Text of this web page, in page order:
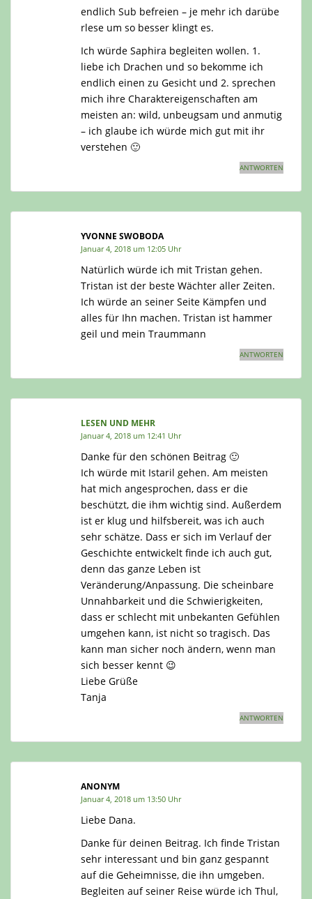
endlich Sub befreien – je mehr ich darübe
rlese um so besser klingt es.
Ich würde Saphira begleiten wollen. 1.
liebe ich Drachen und so bekomme ich
endlich einen zu Gesicht und 2. sprechen
mich ihre Charaktereigenschaften am
meisten an: wild, unbeugsam und anmutig
– ich glaube ich würde mich gut mit ihr
verstehen 🙂
ANTWORTEN
YVONNE SWOBODA
Januar 4, 2018 um 12:05 Uhr
Natürlich würde ich mit Tristan gehen.
Tristan ist der beste Wächter aller Zeiten.
Ich würde an seiner Seite Kämpfen und
alles für Ihn machen. Tristan ist hammer
geil und mein Traummann
ANTWORTEN
LESEN UND MEHR
Januar 4, 2018 um 12:41 Uhr
Danke für den schönen Beitrag 🙂
Ich würde mit Istaril gehen. Am meisten
hat mich angesprochen, dass er die
beschützt, die ihm wichtig sind. Außerdem
ist er klug und hilfsbereit, was ich auch
sehr schätze. Dass er sich im Verlauf der
Geschichte entwickelt finde ich auch gut,
denn das ganze Leben ist
Veränderung/Anpassung. Die scheinbare
Unnahbarkeit und die Schwierigkeiten,
dass er schlecht mit unbekanten Gefühlen
umgehen kann, ist nicht so tragisch. Das
kann man sicher noch ändern, wenn man
sich besser kennt 😉
Liebe Grüße
Tanja
ANTWORTEN
ANONYM
Januar 4, 2018 um 13:50 Uhr
Liebe Dana.
Danke für deinen Beitrag. Ich finde Tristan
sehr interessant und bin ganz gespannt
auf die Geheimnisse, die ihn umgeben.
Begleiten auf seiner Reise würde ich Thul,